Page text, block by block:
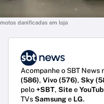
motos danificadas em loja
Acompanhe o SBT News
(586), Vivo (576), Sky
pelo+SBT, Sitee
TVsSamsunge LG.